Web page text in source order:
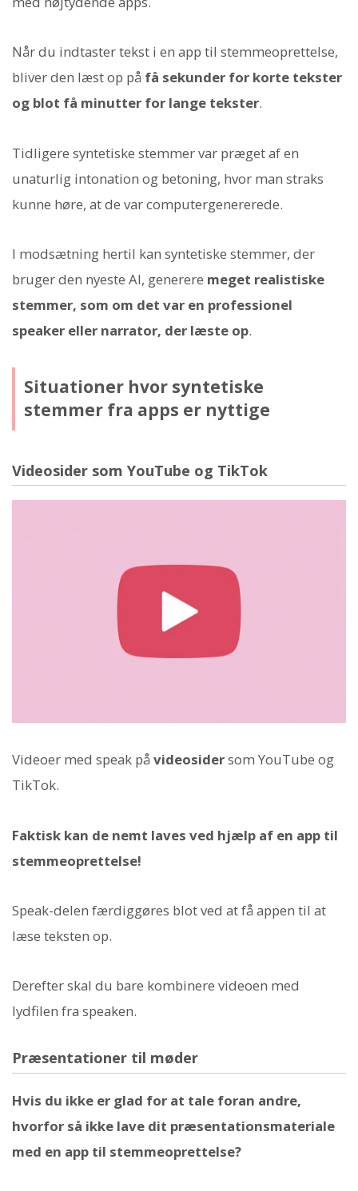
Når du indtaster tekst i en app til stemmeoprettelse,
bliver den læst op på få sekunder for korte tekster
og blot få minutter for lange tekster.
Tidligere syntetiske stemmer var præget af en
unaturlig intonation og betoning, hvor man straks
kunne høre, at de var computergenererede.
I modsætning hertil kan syntetiske stemmer, der
bruger den nyeste AI, generere meget realistiske
stemmer, som om det var en professionel
speaker eller narrator, der læste op.
Situationer hvor syntetiske
stemmer fra apps er nyttige
Videosider som YouTube og TikTok
Videoer med speak på videosidersom YouTube og
TikTok.
Faktisk kan de nemt laves ved hjælp af en app til
stemmeoprettelse!
Speak-delen færdiggøres blot ved at få appen til at
læse teksten op.
Derefter skal du bare kombinere videoen med
lydfilen fra speaken.
Præsentationer til møder
Hvis du ikke er glad for at tale foran andre,
hvorfor så ikke lave dit præsentationsmateriale
med en app til stemmeoprettelse?